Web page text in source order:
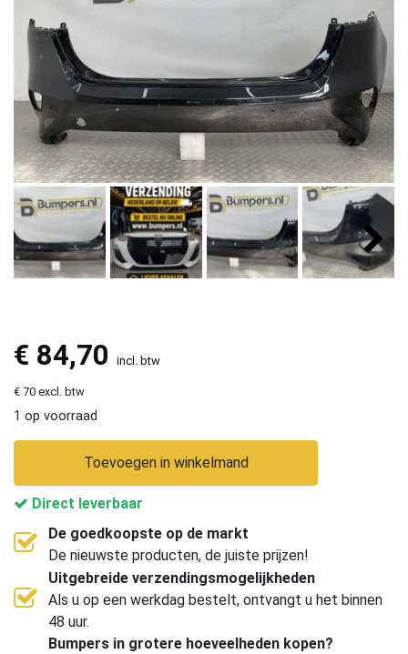
€ 84,70 incl. btw
€ 70 excl. btw
1 op voorraad
Toevoegen in winkelmand
Direct leverbaar
De goedkoopste op de markt
De nieuwste producten, de juiste prijzen!
Uitgebreide verzendingsmogelijkheden
Als u op een werkdag bestelt, ontvangt u het binnen
48 uur.
Bumpers in grotere hoeveelheden kopen?